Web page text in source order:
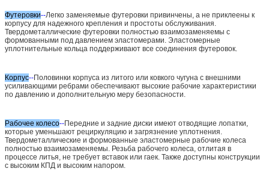
Футеровки--Легко заменяемые футеровки привинчены, а не приклеены к
корпусу для надежного крепления и простоты обслуживания.
Твердометаллические футеровки полностью взаимозаменяемы с
формованными под давлением эластомерами. Эластомерные
уплотнительные кольца поддерживают все соединения футеровок.
Корпус--Половинки корпуса из литого или ковкого чугуна с внешними
усиливающими ребрами обеспечивают высокие рабочие характеристики
по давлению и дополнительную меру безопасности.
Рабочее колесо--Передние и задние диски имеют отводящие лопатки,
которые уменьшают рециркуляцию и загрязнение уплотнения.
Твердометаллические и формованные эластомерные рабочие колеса
полностью взаимозаменяемы. Резьба рабочего колеса, отлитая в
процессе литья, не требует вставок или гаек. Также доступны конструкции
с высоким КПД и высоким напором.